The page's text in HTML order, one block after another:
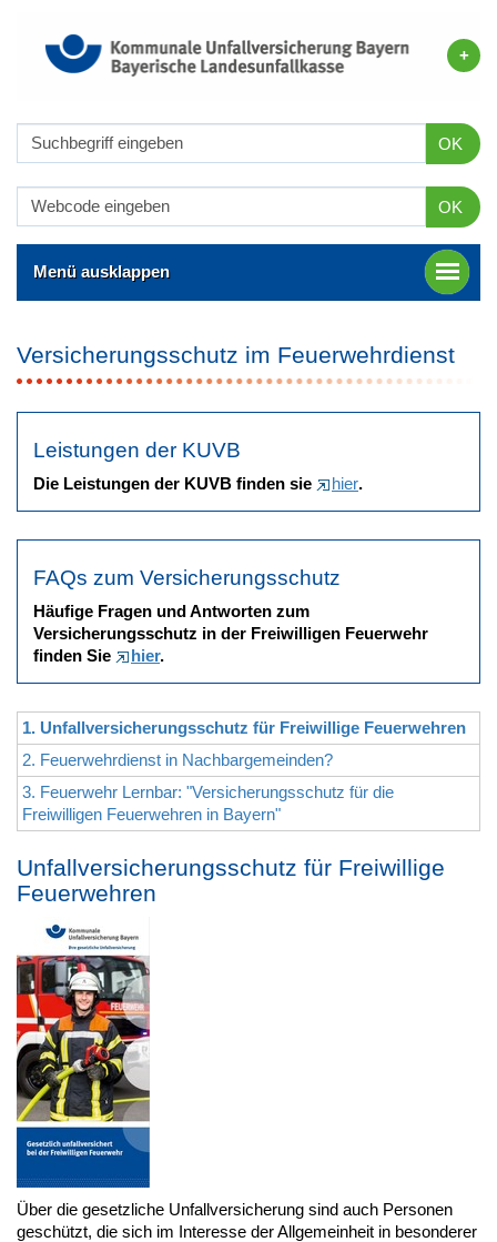
OK
OK
Menü ausklappen
Versicherungsschutz im Feuerwehrdienst
Leistungen der KUVB
Die Leistungen der KUVB finden sie hier.
FAQs zum Versicherungsschutz
Häufige Fragen und Antworten zum
Versicherungsschutz in der Freiwilligen Feuerwehr
finden Sie
hier.
1. Unfallversicherungsschutz für Freiwillige Feuerwehren
2. Feuerwehrdienst in Nachbargemeinden?
3. Feuerwehr Lernbar: "Versicherungsschutz für die
Freiwilligen Feuerwehren in Bayern"
Unfallversicherungsschutz für Freiwillige
Feuerwehren
Über die gesetzliche Unfallversicherung sind auch Personen
geschützt, die sich im Interesse der Allgemeinheit in besonderer